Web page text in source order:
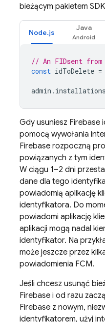
bieżącym pakietem
Node.js
Java
// An FIDsent
const idToDelete =
admin . installations
Gdy usuniesz Firebase
pomocą wywołania
Firebase rozpoczną
powiązanych z tym
W ciągu 1–2 dni
dane dla tego
powiadomią aplikację
identyfikatora. Do
powiadomi aplikację
aplikacji mogą nadal
identyfikator. Na
może jeszcze przez
powiadomienia FCM.
Jeśli chcesz usunąć
Firebase i od razu
Firebase z nowym,
identyfikatorem, użyj